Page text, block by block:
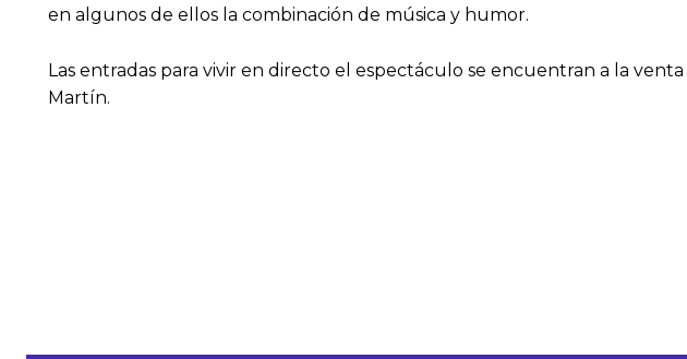
en algunos de ellos la combinación de música y humor.
Las entradas para vivir en directo el espectáculo se encuentran a la venta
Martín.